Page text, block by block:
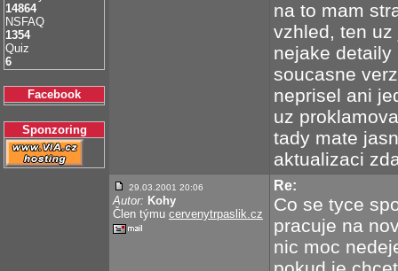
14864
NSFAQ
1354
Quiz
6
Facebook
Sponzoring
na to mam
vzhled, ten
nejake detaily
soucasne
neprisel ani
uz
tady mate
aktualizaci
29.03.2001 20:06
Autor: Kohy
Člen týmu cervenytrpaslik.cz
Re:
Co se tyce
pracuje na
nic moc